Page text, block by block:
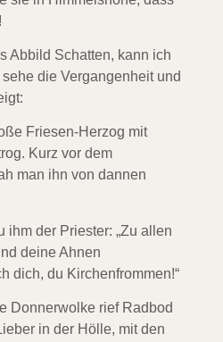
Abbild Schatten, kann ich
die Vergangenheit und
Friesen-Herzog mit
Kurz vor dem
man ihn von dannen
ihm der Priester: „Zu allen
deine Ahnen
dich, du Kirchenfrommen!“
Donnerwolke rief Radbod
in der Hölle, mit den